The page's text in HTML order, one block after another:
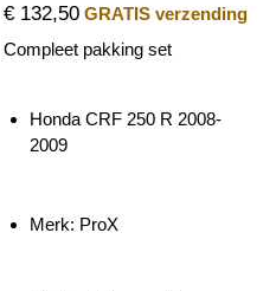
€ 132,50 GRATIS verzending
Compleet pakking set
Honda CRF 250 R 2008-
2009
Merk: ProX